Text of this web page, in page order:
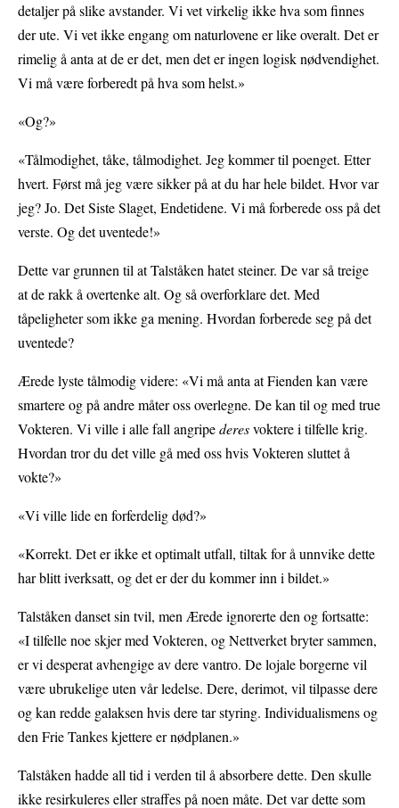
detaljer på slike avstander. Vi vet virkelig ikke hva som finnes
der ute. Vi vet ikke engang om naturlovene er like overalt. Det er
rimelig å anta at de er det, men det er ingen logisk nødvendighet.
Vi må være forberedt på hva som helst.»
«Og?»
«Tålmodighet, tåke, tålmodighet. Jeg kommer til poenget. Etter
hvert. Først må jeg være sikker på at du har hele bildet. Hvor var
jeg? Jo. Det Siste Slaget, Endetidene. Vi må forberede oss på det
verste. Og det uventede!»
Dette var grunnen til at Talståken hatet steiner. De var så treige
at de rakk å overtenke alt. Og så overforklare det. Med
tåpeligheter som ikke ga mening. Hvordan forberede seg på det
uventede?
Ærede lyste tålmodig videre: «Vi må anta at Fienden kan være
smartere og på andre måter oss overlegne. De kan til og med true
Vokteren. Vi ville i alle fall angripederesvoktere i tilfelle krig.
Hvordan tror du det ville gå med oss hvis Vokteren sluttet å
vokte?»
«Vi ville lide en forferdelig død?»
«Korrekt. Det er ikke et optimalt utfall, tiltak for å unnvike dette
har blitt iverksatt, og det er der du kommer inn i bildet.»
Talståken danset sin tvil, men Ærede ignorerte den og fortsatte:
«I tilfelle noe skjer med Vokteren, og Nettverket bryter sammen,
er vi desperat avhengige av dere vantro. De lojale borgerne vil
være ubrukelige uten vår ledelse. Dere, derimot, vil tilpasse dere
og kan redde galaksen hvis dere tar styring. Individualismens og
den Frie Tankes kjettere er nødplanen.»
Talståken hadde all tid i verden til å absorbere dette. Den skulle
ikke resirkuleres eller straffes på noen måte. Det var dette som